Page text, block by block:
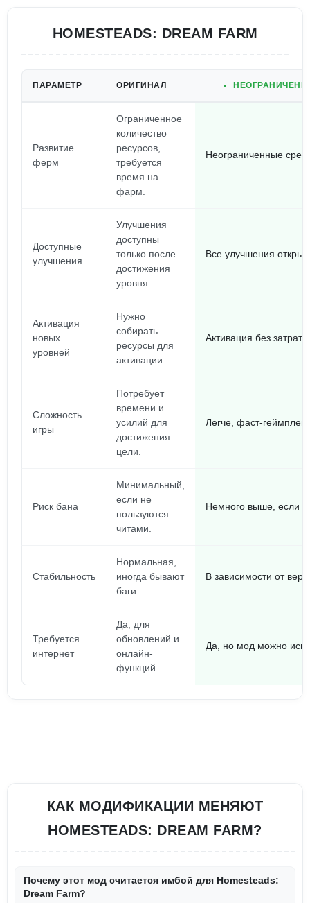
HOMESTEADS: DREAM FARM
ПАРАМЕТР ОРИГИНАЛ
Развитие
ферм
Ограниченное
количество
ресурсов,
требуется
время на
фарм.
Неограниченные
Доступные
улучшения
Улучшения
доступны
только после
достижения
уровня.
Все улучшения
Активация
новых
уровней
Нужно
собирать
ресурсы для
активации.
Активация без затрат
Сложность
игры
Потребует
времени и
усилий для
достижения
цели.
Легче, фаст-
Риск бана
Минимальный,
если не
пользуются
читами.
Немного выше, если
Стабильность
Нормальная,
иногда бывают
баги.
В зависимости от
Требуется
интернет
Да, для
обновлений и
онлайн-
функций.
Да, но мод можно
КАК МОДИФИКАЦИИ МЕНЯЮТ
HOMESTEADS: DREAM FARM?
Почему этот мод считается имбой для Homesteads:
Dream Farm?